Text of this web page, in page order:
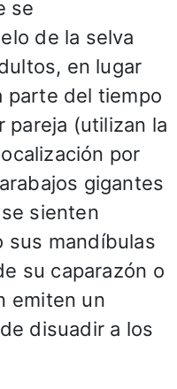
se
de la selva
en lugar
parte del tiempo
pareja (utilizan la
por
gigantes
sienten
sus mandíbulas
su caparazón o
emiten un
disuadir a los